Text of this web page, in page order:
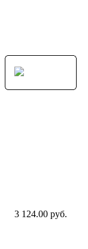
3 124.00 руб.